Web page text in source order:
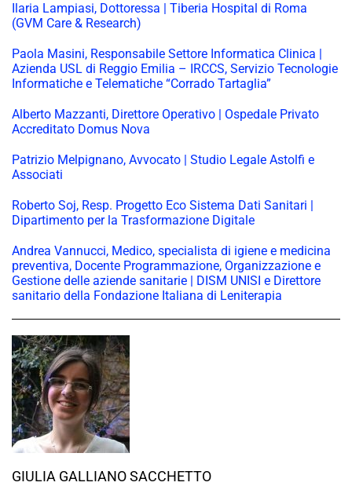
Ilaria Lampiasi, Dottoressa | Tiberia Hospital di Roma
(GVM Care & Research)
Paola Masini, Responsabile Settore Informatica Clinica |
Azienda USL di Reggio Emilia – IRCCS, Servizio Tecnologie
Informatiche e Telematiche “Corrado Tartaglia”
Alberto Mazzanti, Direttore Operativo | Ospedale Privato
Accreditato Domus Nova
Patrizio Melpignano, Avvocato | Studio Legale Astolfi e
Associati
Roberto Soj, Resp. Progetto Eco Sistema Dati Sanitari |
Dipartimento per la Trasformazione Digitale
Andrea Vannucci, Medico, specialista di igiene e medicina
preventiva, Docente Programmazione, Organizzazione e
Gestione delle aziende sanitarie | DISM UNISI e Direttore
sanitario della Fondazione Italiana di Leniterapia
GIULIA GALLIANO SACCHETTO